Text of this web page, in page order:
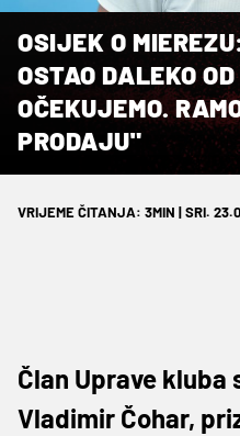
OSIJEK O
OSTAO DALEKO
OČEKUJEMO.
PRODAJU"
VRIJEME ČITANJA: 3MIN | SRI.
Član Uprave kluba
Vladimir Čohar,